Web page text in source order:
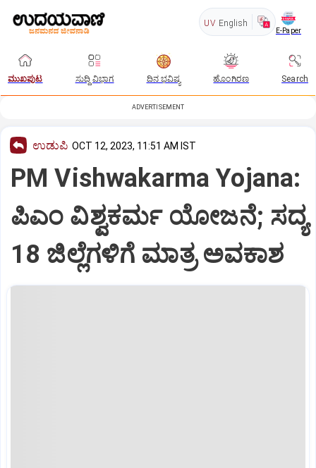
UV English
E-Paper
ಮುಖಪುಟ ಸುದ್ದಿ ವಿಭಾಗ ದಿನ ಭವಿಷ್ಯ ಹೊಂಗಿರಣ Search
ADVERTISEMENT
ಉಡುಪಿ OCT 12, 2023, 11:51 AM IST
PM Vishwakarma Yojana:
ಪಿಎಂ ವಿಶ್ವಕರ್ಮ ಯೋಜನೆ; ಸದ್ಯ
18 ಜಿಲ್ಲೆಗಳಿಗೆ ಮಾತ್ರ ಅವಕಾಶ